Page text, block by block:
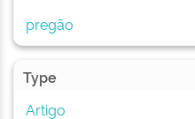
pregão
Type
Artigo